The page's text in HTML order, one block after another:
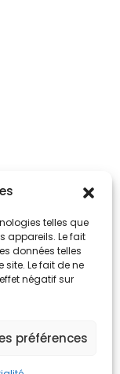
telles que
appareils. Le fait
données telles
Le fait de ne
négatif sur
préférences